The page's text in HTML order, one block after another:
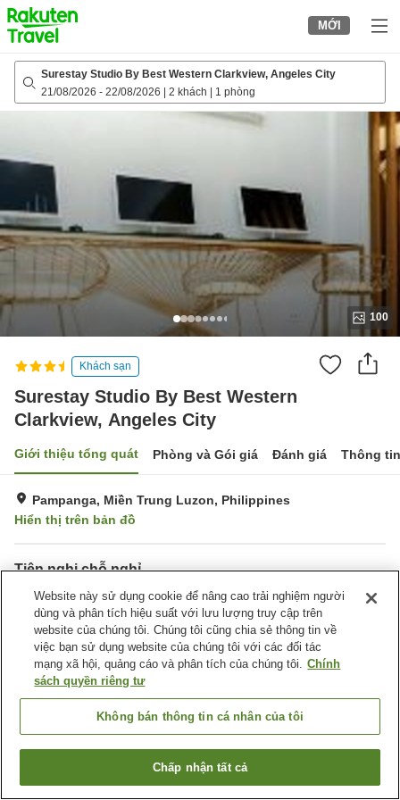
to
top
page
MỚI
Surestay Studio By Best Western Clarkview, Angeles City
21/08/2026 - 22/08/2026 2 khách 1 phòng
100
Khách sạn
Surestay Studio By Best Western
Clarkview, Angeles City
Giới thiệu tổng quát Phòng và Gói giá Đánh giá Thông
Pampanga, Miền Trung Luzon, Philippines
Hiển thị trên bản đồ
Tiện nghi chỗ nghỉ
Wi-Fi
Phòng tập gym
Hồ bơi
Hoàn toàn không hút thuốc
Trang chủ Philippines Miền Trung Luzon
Pampanga
Surestay Studio By Best Western Clarkview, Angeles City
Tìm phòng trống
Website này sử dụng cookie để nâng cao trải nghiệm người
dùng và phân tích hiệu suất với lưu lượng truy cập trên
website của chúng tôi. Chúng tôi cũng chia sẻ thông tin về
việc bạn sử dụng website của chúng tôi với các đối tác
mạng xã hội, quảng cáo và phân tích của chúng tôi. Chính
sách quyền riêng tư
Không bán thông tin cá nhân của tôi
Chấp nhận tất cả